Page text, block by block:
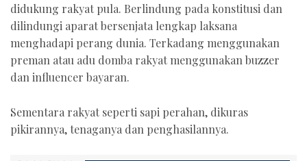
didukung rakyat pula. Berlindung pada konstitusi dan
dilindungi aparat bersenjata lengkap laksana
menghadapi perang dunia. Terkadang menggunakan
preman atau adu domba rakyat menggunakan buzzer
dan influencer bayaran.
Sementara rakyat seperti sapi perahan, dikuras
pikirannya, tenaganya dan penghasilannya.